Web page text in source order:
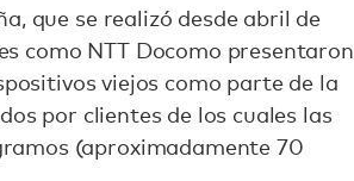
que se realizó desde abril de
como NTT Docomo presentaron
viejos como parte de la
por clientes de los cuales las
(aproximadamente 70